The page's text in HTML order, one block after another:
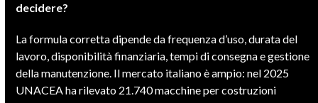
decidere?
La formula corretta dipende da frequenza d’uso, durata del
lavoro, disponibilità finanziaria, tempi di consegna e gestione
della manutenzione. Il mercato italiano è ampio: nel 2025
UNACEA ha rilevato 21.740 macchine per costruzioni